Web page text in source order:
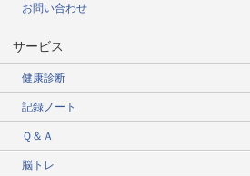
お問い合わせ
サービス
健康診断
記録ノート
Ｑ＆Ａ
脳トレ